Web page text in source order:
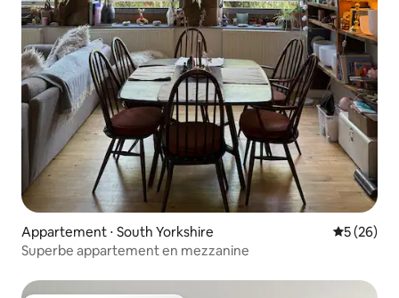
Appartement ⋅ South Yorkshire
5 (26)
Superbe appartement en mezzanine